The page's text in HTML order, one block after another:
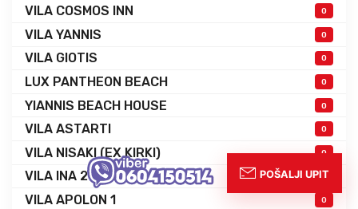
VILA COSMOS INN 0
VILA YANNIS 0
VILA GIOTIS 0
LUX PANTHEON BEACH 0
YIANNIS BEACH HOUSE 0
VILA ASTARTI 0
VILA NISAKI (EX KIRKI) 0
VILA INA 2 0
VILA APOLON 1 0